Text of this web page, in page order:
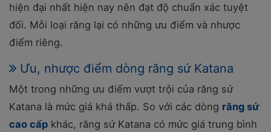
hiện đại nhất hiện nay nên đạt độ chuẩn xác tuyệt
đối. Mỗi loại răng lại có những ưu điểm và nhược
điểm riêng.
Ưu, nhược điểm dòng răng sứ Katana
Một trong những ưu điểm vượt trội của răng sứ
Katana là mức giá khá thấp. So với các dòng răng sứ
cao cấp khác, răng sứ Katana có mức giá trung bình